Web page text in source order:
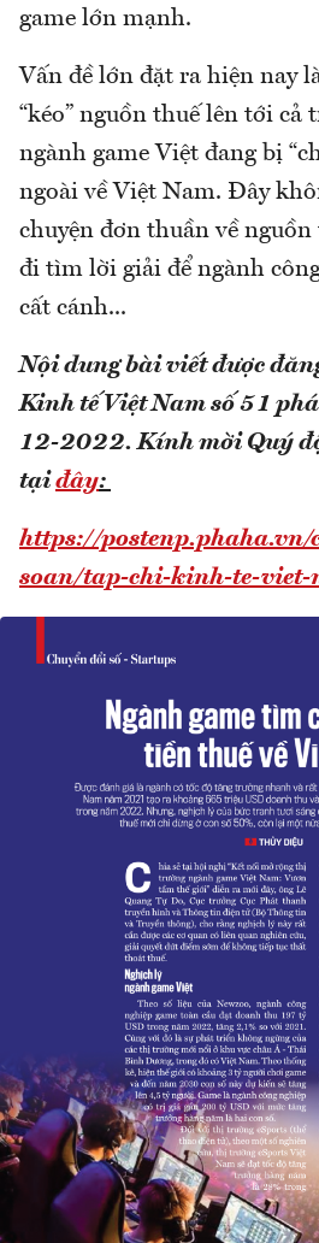
game lớn mạnh.
Vấn đề lớn đặt ra hiện nay
“kéo” nguồn thuế lên tới
ngành game Việt đang bị
ngoài về Việt Nam. Đây
chuyện đơn thuần về
đi tìm lời giải để ngành
cất cánh...
Nội dung bài viết được
Kinh tế Việt Nam số 51
12-2022.Kính mời Quý
tạiđây:
https://postenp.phaha.vn/
soan/tap-chi-kinh-te-viet-